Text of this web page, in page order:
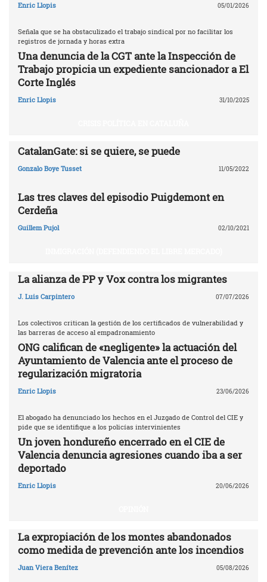
Enric Llopis 05/01/2026
Señala que se ha obstaculizado el trabajo sindical por no facilitar los
registros de jornada y horas extra
Una denuncia de la CGT ante la Inspección de
Trabajo propicia un expediente sancionador a El
Corte Inglés
Enric Llopis 31/10/2025
CatalanGate: si se quiere, se puede
Gonzalo Boye Tusset 11/05/2022
Las tres claves del episodio Puigdemont en
Cerdeña
Guillem Pujol 02/10/2021
La alianza de PP y Vox contra los migrantes
J. Luis Carpintero 07/07/2026
Los colectivos critican la gestión de los certificados de vulnerabilidad y
las barreras de acceso al empadronamiento
ONG califican de «negligente» la actuación del
Ayuntamiento de Valencia ante el proceso de
regularización migratoria
Enric Llopis 23/06/2026
El abogado ha denunciado los hechos en el Juzgado de Control del CIE y
pide que se identifique a los policías intervinientes
Un joven hondureño encerrado en el CIE de
Valencia denuncia agresiones cuando iba a ser
deportado
Enric Llopis 20/06/2026
La expropiación de los montes abandonados
como medida de prevención ante los incendios
Juan Viera Benítez 05/08/2026